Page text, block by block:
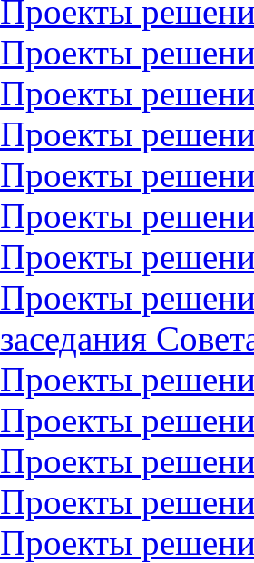
Проекты
Проекты
Проекты
Проекты
Проекты
Проекты
Проекты
Проекты
заседания
Проекты
Проекты
Проекты
Проекты
Проекты